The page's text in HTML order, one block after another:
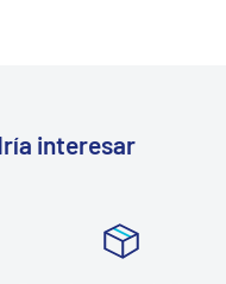
interesar